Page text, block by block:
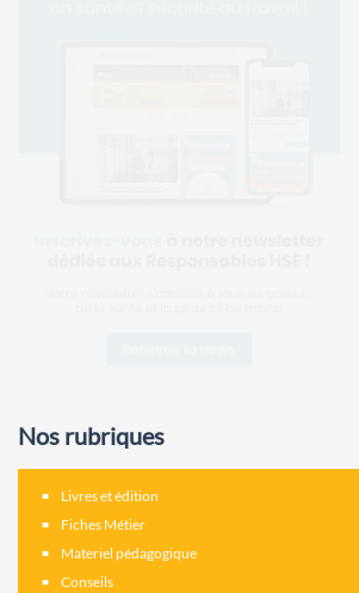
Nos rubriques
Livres et édition
Fiches Métier
Materiel pédagogique
Conseils